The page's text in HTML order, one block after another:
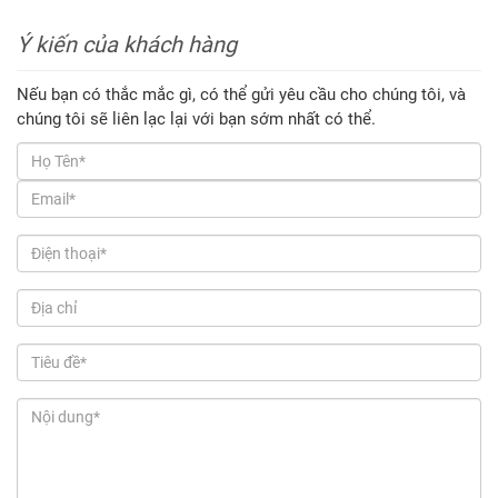
Ý kiến của khách hàng
Nếu bạn có thắc mắc gì, có thể gửi yêu cầu cho chúng tôi, và
chúng tôi sẽ liên lạc lại với bạn sớm nhất có thể.